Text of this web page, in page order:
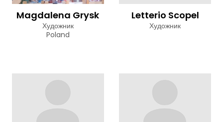
Magdalena Grysk
Художник
Poland
Letterio Scopel
Художник